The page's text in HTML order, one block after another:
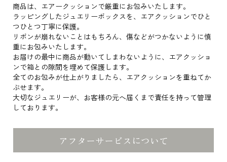
商品は、エアークッションで厳重にお包みいたします。
ラッピングしたジュエリーボックスを、エアクッションでひと
つひとつ丁寧に保護。
リボンが崩れないことはもちろん、傷などがつかないように慎
重にお包みいたします。
お届けの最中に商品が動いてしまわないように、エアクッショ
ンで箱との隙間を埋めて保護します。
全てのお包みが仕上がりましたら、エアクッションを重ねてか
ぶせます。
大切なジュエリーが、お客様の元へ届くまで責任を持って管理
しております。
アフターサービスについて